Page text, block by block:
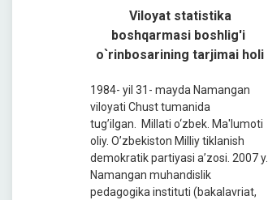
Viloyat statistika
boshqarmasi boshlig'i
o`rinbosarining tarjimai holi
1984- yil 31- mayda Namangan
viloyati Chust tumanida
tug’ilgan. Millati o‘zbek. Ma'lumoti
oliy. O’zbekiston Milliy tiklanish
demokratik partiyasi a’zosi. 2007 y.
Namangan muhandislik
pedagogika instituti (bakalavriat,